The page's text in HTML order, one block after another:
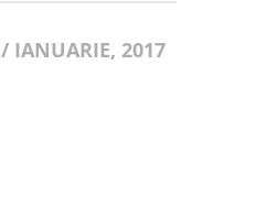
/ IANUARIE, 2017